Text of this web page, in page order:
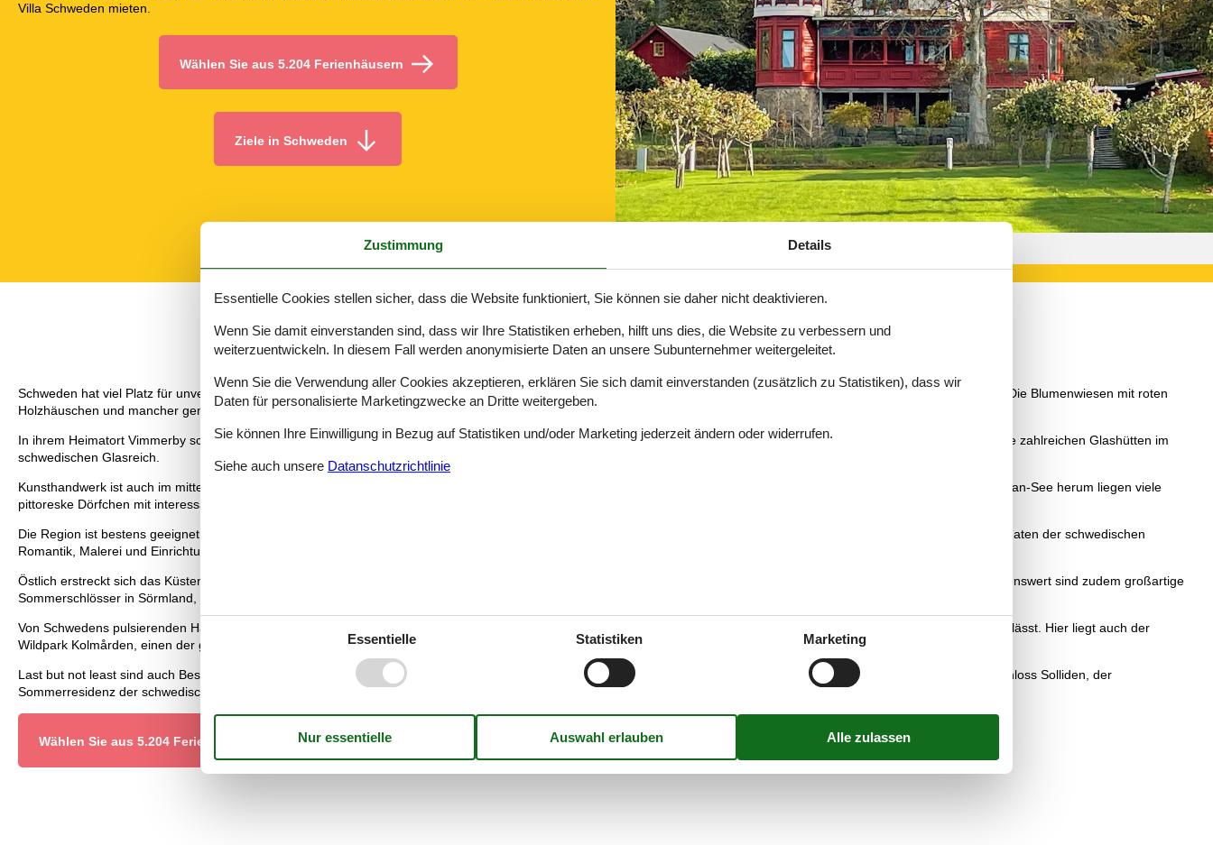
Villa Schweden mieten.
Wählen Sie aus 5.204 Ferienhäusern
Ziele in Schweden
Schweden hat viel Platz für unvergessliche Urlaubserlebnisse: Im Süden mit Skane und Smaland finden sich sanft-hügelige grüne Landschaften mit märchenhaften Wäldern. Die Blumenwiesen mit roten
Holzhäuschen und mancher gemütlichen Villa Schweden gelten als Synonym für Schweden genauso wie die “Nationalautorin” Astrid Lindgren.
In ihrem Heimatort Vimmerby scheinen die Geschichten von Pippi Langstrumpf, von Michel und den Kindern von Lönneberga weiter zu leben. Einen Besuch wert sind auch die zahlreichen Glashütten im
schwedischen Glasreich.
Kunsthandwerk ist auch im mittelschwedischen Dalarna lebendig, ebenso die beliebtesten Traditionen und Bräuche. Schweden hat 100.000 Seen, aber besonders um den Siljan-See herum liegen viele
pittoreske Dörfchen mit interessanten Sehenswürdigkeiten. Hier ist das Land geprägt von dichten Waldgebieten und kraftvollen Flussläufen.
Die Region ist bestens geeignet zum Villa Schweden mieten. Zorngården in Mora sowie Sundborn außerhalb Faluns sind besonders beliebte Museen mit interessanten Exponaten der schwedischen
Romantik, Malerei und Einrichtungskunst.
Östlich erstreckt sich das Küstengebiet Höga. Mit seiner einzigartigen Natur gilt es als schöne Outdoorregion, die bestens geeignet ist für Urlaub in einer Villa Schweden. Sehenswert sind zudem großartige
Sommerschlösser in Sörmland, die durch den Wanderweg Sörmlandsleden verbunden sind.
Von Schwedens pulsierenden Hauptstadt Stockholm aus ist auch der weltbekannte Göta-Kanal schnell erreichbar, der sich geruhsam mit historischen Kanalschiffen erkunden lässt. Hier liegt auch der
Wildpark Kolmården, einen der größten Zoos Europas.
Last but not least sind auch Besuche der mittelalterliche Hansestadt Visby auf der Romantik-Insel Gotland mit einem riesigen Kulturangebot und die Ostseeinsel Öland mit Schloss Solliden, der
Sommerresidenz der schwedischen Königsfamilie, empfehlenswert.
Wählen Sie aus 5.204 Ferienhäusern
Zustimmung Details
Essentielle Cookies stellen sicher, dass die Website funktioniert, Sie können sie daher nicht deaktivieren.
Wenn Sie damit einverstanden sind, dass wir Ihre Statistiken erheben, hilft uns dies, die Website zu verbessern und
weiterzuentwickeln. In diesem Fall werden anonymisierte Daten an unsere Subunternehmer weitergeleitet.
Wenn Sie die Verwendung aller Cookies akzeptieren, erklären Sie sich damit einverstanden (zusätzlich zu Statistiken), dass wir
Daten für personalisierte Marketingzwecke an Dritte weitergeben.
Sie können Ihre Einwilligung in Bezug auf Statistiken und/oder Marketing jederzeit ändern oder widerrufen.
Siehe auch unsere Datanschutzrichtlinie
Essentielle Statistiken Marketing